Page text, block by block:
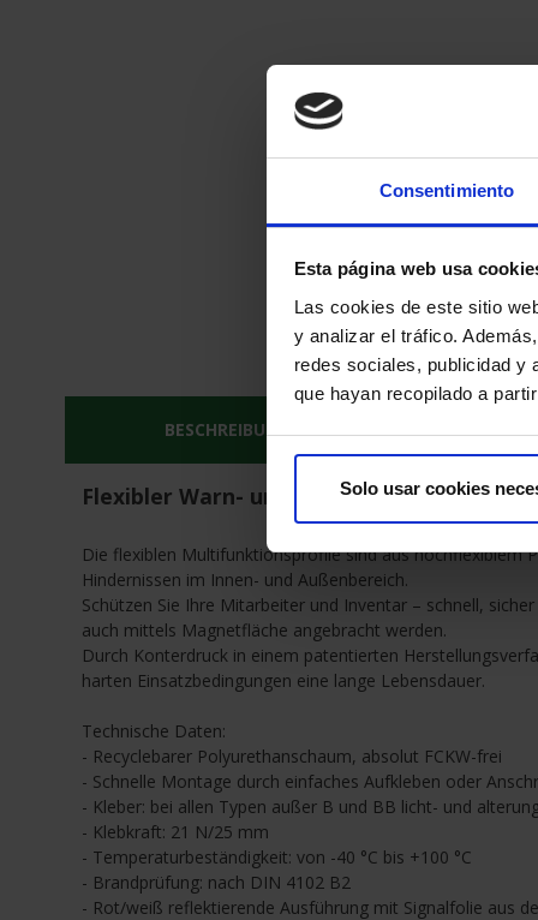
Consentimiento
Esta página web usa
Las cookies de este sitio
y analizar el tráfico.
redes sociales, publicidad y
que hayan recopilado a
Solo usar cookies
BESCHREIBUNG LIEFER- UND
Flexibler Warn- und Prallschutz
Die flexiblen Multifunktionsprofile sind aus hochflexiblem
Hindernissen im Innen- und Außenbereich.
Schützen Sie Ihre Mitarbeiter und Inventar – schnell,
auch mittels Magnetfläche angebracht werden.
Durch Konterdruck in einem patentierten
harten Einsatzbedingungen eine lange Lebensdauer.
Technische Daten:
- Recyclebarer Polyurethanschaum, absolut FCKW-frei
- Schnelle Montage durch einfaches Aufkleben oder
- Kleber: bei allen Typen außer B und BB licht- und
- Klebkraft: 21 N/25 mm
- Temperaturbeständigkeit: von -40 °C bis +100 °C
- Brandprüfung: nach DIN 4102 B2
- Rot/weiß reflektierende Ausführung mit Signalfolie aus